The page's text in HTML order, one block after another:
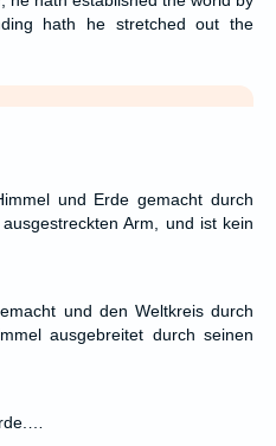
hath he stretched out the
und Erde gemacht durch
Arm, und ist kein
und den Weltkreis durch
ausgebreitet durch seinen